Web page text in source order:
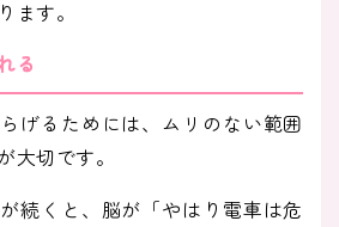
ます。
る
げるためには、ムリのない範囲
大切です。
続くと、脳が「やはり電車は危